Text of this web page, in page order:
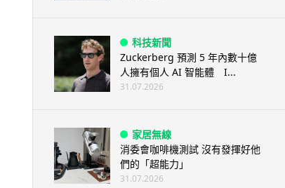
科技新聞
Zuckerberg 預測 5 年內數十億
人擁有個人 AI 智能體 I...
31.07.2026
家居無線
消委會咖啡機測試 沒有發揮好他
們的「超能力」
31.07.2026